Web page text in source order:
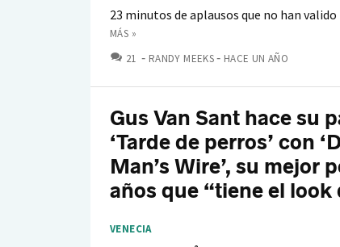
23 minutos de aplausos que no han valido
MÁS »
21 COMENTARIOS
RANDY MEEKS HACE UN AÑO
Gus Van Sant hace su
‘Tarde de perros’ con
Man’s Wire’, su mejor
años que “tiene el look
VENECIA